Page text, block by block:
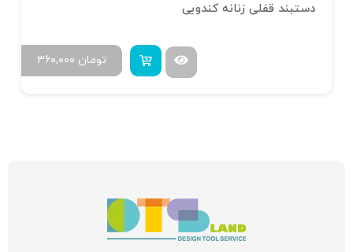
دستبند قفلی زنانه کندویی
۳۶۰,۰۰۰ تومان